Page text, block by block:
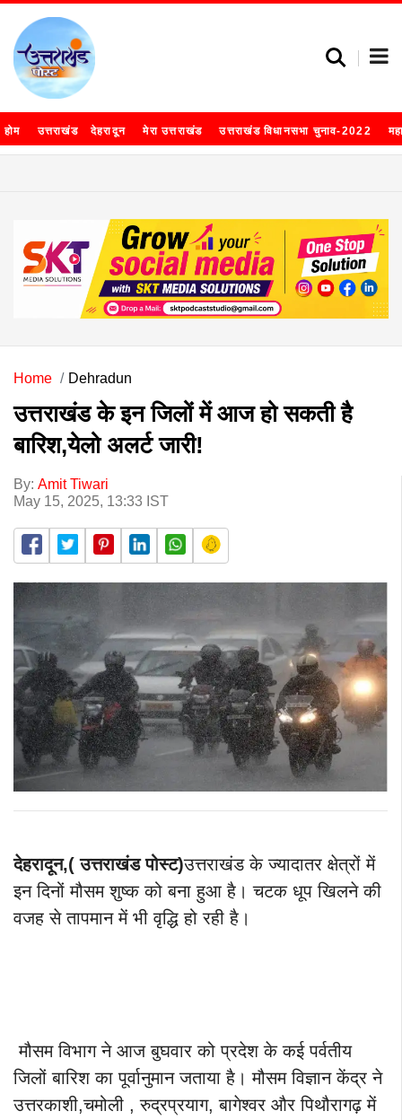
होम उत्तराखंड देहरादून मेरा उत्तराखंड उत्तराखंड विधानसभा चुनाव-2022
Home Dehradun
उत्तराखंड के इन जिलों में आज हो सकती है
बारिश,येलो अलर्ट जारी!
By: Amit Tiwari
May 15, 2025, 13:33 IST
देहरादून,( उत्तराखंड पोस्ट)उत्तराखंड के ज्यादातर क्षेत्रों में
इन दिनों मौसम शुष्क को बना हुआ है। चटक धूप खिलने की
वजह से तापमान में भी वृद्धि हो रही है।
मौसम विभाग ने आज बुघवार को प्रदेश के कई पर्वतीय
जिलों बारिश का पूर्वानुमान जताया है। मौसम विज्ञान केंद्र ने
उत्तरकाशी,चमोली , रुद्रप्रयाग, बागेश्वर और पिथौरागढ़ में